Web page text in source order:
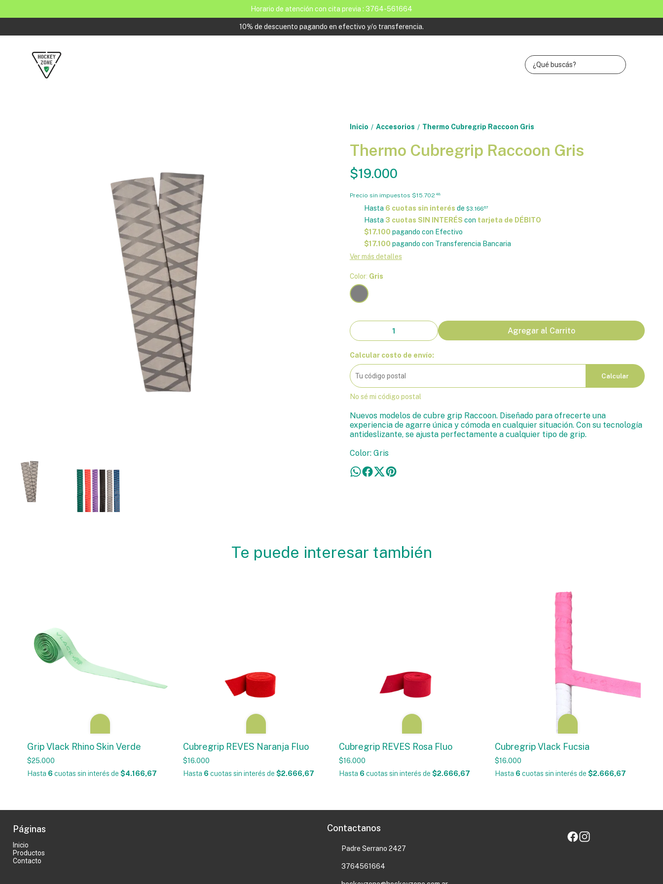
Horario de atención con cita previa : 3764-561664
10% de descuento pagando en efectivo y/o transferencia.
Inicio / Accesorios / Thermo Cubregrip Raccoon Gris
Thermo Cubregrip Raccoon Gris
$19.000
Precio sin impuestos $15.702 48
Hasta 6 cuotas sin interés de $3.16667
Hasta 3 cuotas SIN INTERÉS con tarjeta de DÉBITO
$17.100 pagando con Efectivo
$17.100 pagando con Transferencia Bancaria
Ver más detalles
Color: Gris
Agregar al Carrito
Calcular costo de envío:
Calcular
No sé mi código postal
Nuevos modelos de cubre grip Raccoon. Diseñado para ofrecerte una
experiencia de agarre única y cómoda en cualquier situación. Con su tecnología
antideslizante, se ajusta perfectamente a cualquier tipo de grip.
Color: Gris
Te puede interesar también
Grip Vlack Rhino Skin Verde
$25.000
Hasta 6 cuotas sin interés de $4.166,67
Cubregrip REVES Naranja Fluo
$16.000
Hasta 6 cuotas sin interés de $2.666,67
Cubregrip REVES Rosa Fluo
$16.000
Hasta 6 cuotas sin interés de $2.666,67
Cubregrip Vlack Fucsia
$16.000
Hasta 6 cuotas sin interés de $2.666,67
Páginas
Inicio
Productos
Contacto
Contactanos
Padre Serrano 2427
3764561664